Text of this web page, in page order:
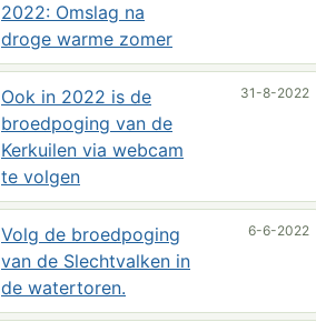
2022: Omslag na
droge warme zomer
Ook in 2022 is de
broedpoging van de
Kerkuilen via webcam
te volgen
31-8-2022
Volg de broedpoging
van de Slechtvalken in
de watertoren.
6-6-2022